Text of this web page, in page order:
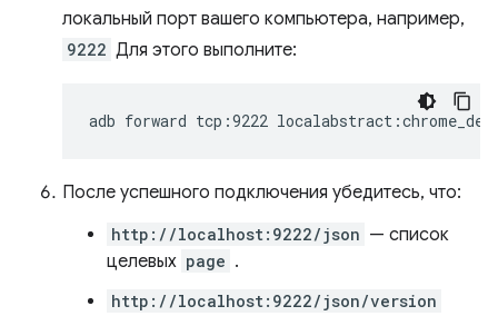
локальный порт вашего компьютера, например,
9222 Для этого выполните:
adb forward tcp:9222
После успешного подключения убедитесь, что:
http://localhost:9222/json — список
целевых page .
http://localhost:9222/json/version